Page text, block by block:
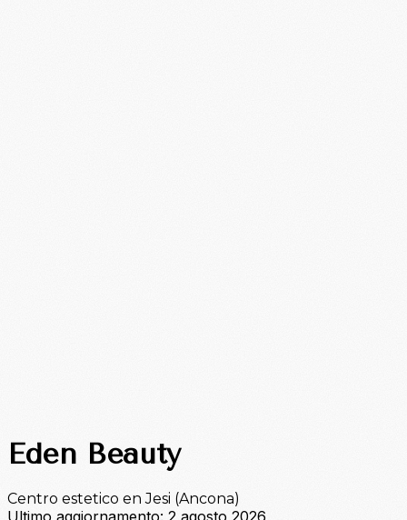
Eden Beauty
Centro estetico en Jesi (Ancona)